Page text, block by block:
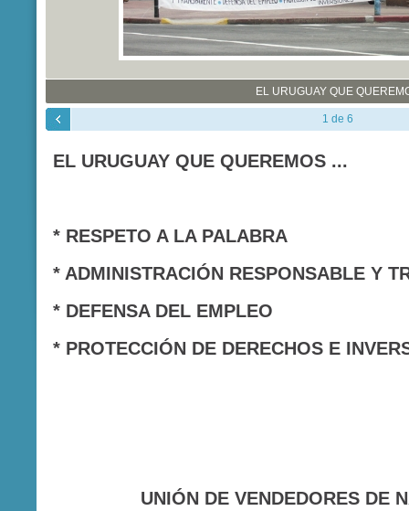
EL URUGUAY QUE
1 de 6
EL URUGUAY QUE QUEREMOS ...
* RESPETO A LA PALABRA
* ADMINISTRACIÓN RESPONSABLE Y
* DEFENSA DEL EMPLEO
* PROTECCIÓN DE DERECHOS E
UNIÓN DE VENDEDORES DE